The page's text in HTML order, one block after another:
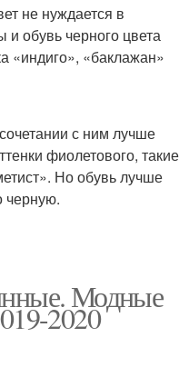
не нуждается в
и обувь черного цвета
«индиго», «баклажан»
с ним лучше
фиолетового, такие
Но обувь лучше
черную.
Модные
2020